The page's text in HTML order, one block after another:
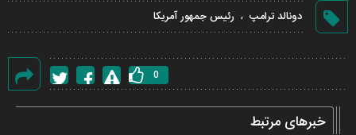
دونالد ترامپ ، رئیس جمهور آمریکا
گزارش
0
خبرهای مرتبط